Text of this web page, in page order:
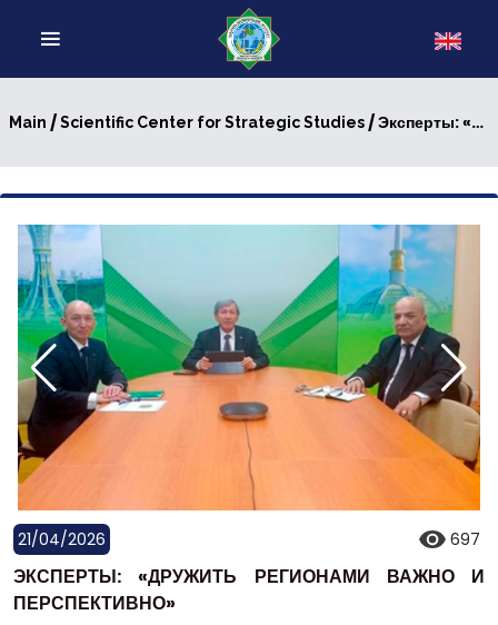
Main /Scientific Center for Strategic Studies/ Эксперты: «Дружить регионами важно и перспективно»
21/04/2026 697
ЭКСПЕРТЫ: «ДРУЖИТЬ РЕГИОНАМИ ВАЖНО И
ПЕРСПЕКТИВНО»